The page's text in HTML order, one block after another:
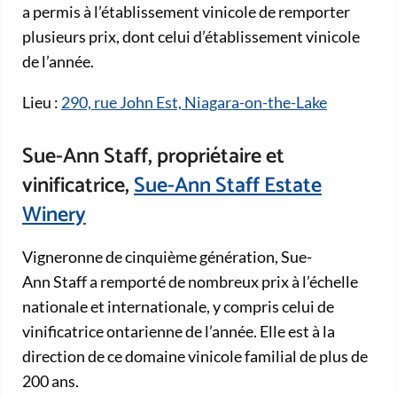
a permis à l’établissement vinicole de remporter
plusieurs prix, dont celui d’établissement vinicole
de l’année.
Lieu : 290, rue John Est, Niagara-on-the-Lake
Sue-Ann Staff, propriétaire et
vinificatrice,Sue-Ann Staff Estate
Winery
Vigneronne de cinquième génération, Sue-
Ann Staff a remporté de nombreux prix à l’échelle
nationale et internationale, y compris celui de
vinificatrice ontarienne de l’année. Elle est à la
direction de ce domaine vinicole familial de plus de
200 ans.